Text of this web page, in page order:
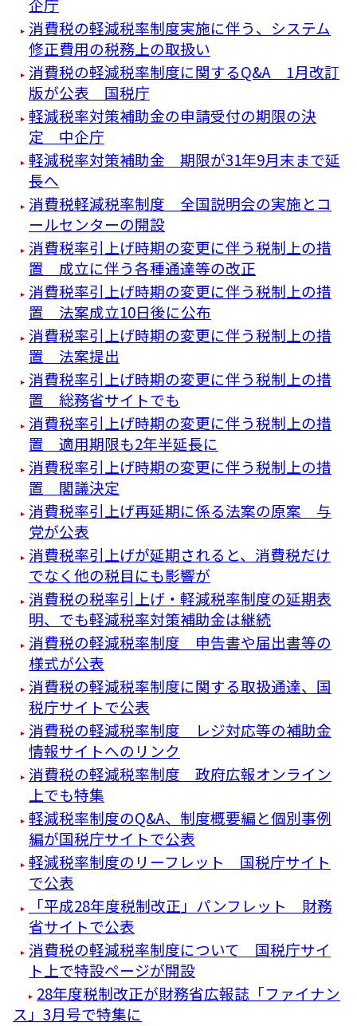
企庁
消費税の軽減税率制度実施に伴う、システム
修正費用の税務上の取扱い
消費税の軽減税率制度に関するQ&A 1月改訂
版が公表 国税庁
軽減税率対策補助金の申請受付の期限の決
定 中企庁
軽減税率対策補助金 期限が31年9月末まで延
長へ
消費税軽減税率制度 全国説明会の実施とコ
ールセンターの開設
消費税率引上げ時期の変更に伴う税制上の措
置 成立に伴う各種通達等の改正
消費税率引上げ時期の変更に伴う税制上の措
置 法案成立10日後に公布
消費税率引上げ時期の変更に伴う税制上の措
置 法案提出
消費税率引上げ時期の変更に伴う税制上の措
置 総務省サイトでも
消費税率引上げ時期の変更に伴う税制上の措
置 適用期限も2年半延長に
消費税率引上げ時期の変更に伴う税制上の措
置 閣議決定
消費税率引上げ再延期に係る法案の原案 与
党が公表
消費税率引上げが延期されると、消費税だけ
でなく他の税目にも影響が
消費税の税率引上げ・軽減税率制度の延期表
明、でも軽減税率対策補助金は継続
消費税の軽減税率制度 申告書や届出書等の
様式が公表
消費税の軽減税率制度に関する取扱通達、国
税庁サイトで公表
消費税の軽減税率制度 レジ対応等の補助金
情報サイトへのリンク
消費税の軽減税率制度 政府広報オンライン
上でも特集
軽減税率制度のQ&A、制度概要編と個別事例
編が国税庁サイトで公表
軽減税率制度のリーフレット 国税庁サイト
で公表
「平成28年度税制改正」パンフレット 財務
省サイトで公表
消費税の軽減税率制度について 国税庁サイ
ト上で特設ページが開設
28年度税制改正が財務省広報誌「ファイナン
ス」3月号で特集に